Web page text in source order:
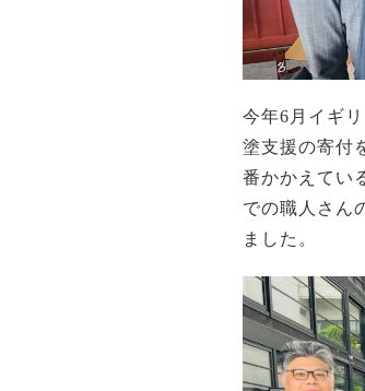
今年6月イギ
塗支援の寄付
番かかえてい
での職人さん
ました。